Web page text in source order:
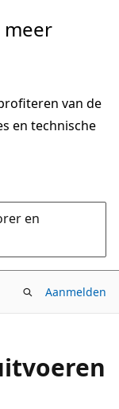
van de
en technische
en
Aanmelden